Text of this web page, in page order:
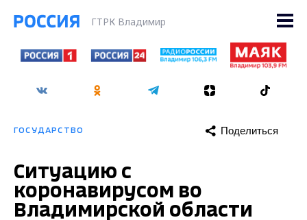
ГТРК Владимир
ГОСУДАРСТВО Поделиться
Ситуацию с
коронавирусом во
Владимирской области